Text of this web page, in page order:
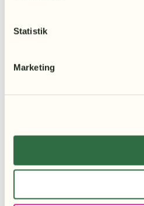
Statistik
Marketing
499,00kr.